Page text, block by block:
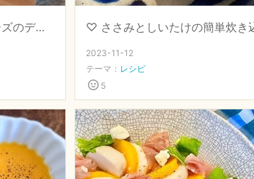
♡ ぬか漬けとクリームチーズのディップ ♡ 【 #発酵専門店直伝 #ぬか漬け 】
2023-11-12
テーマ： レシピ
5